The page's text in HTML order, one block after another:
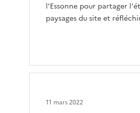
l'Essonne pour partager
paysages du site et
11 mars 2022